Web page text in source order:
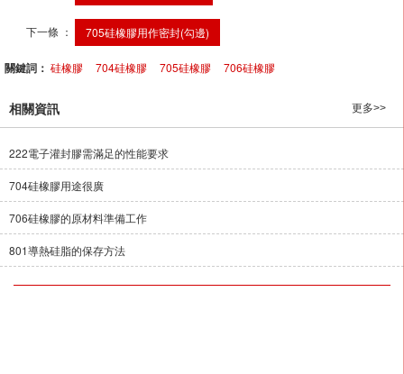
下一條 ： 705硅橡膠用作密封(勾邊)
關鍵詞： 硅橡膠 704硅橡膠 705硅橡膠 706硅橡膠
相關資訊 更多>>
222電子灌封膠需滿足的性能要求
704硅橡膠用途很廣
706硅橡膠的原材料準備工作
801導熱硅脂的保存方法